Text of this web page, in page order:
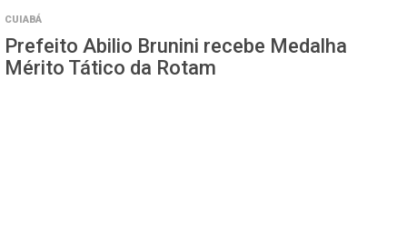
CUIABÁ
Prefeito Abilio Brunini recebe Medalha
Mérito Tático da Rotam